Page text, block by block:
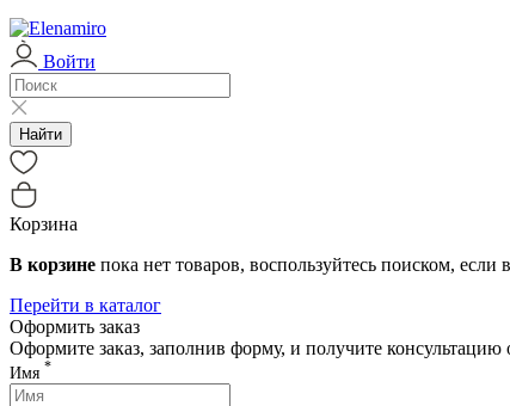
Войти
Найти
Корзина
В корзине пока нет товаров, воспользуйтесь поиском,
Перейти в каталог
Оформить заказ
Оформите заказ, заполнив форму, и получите
Имя *